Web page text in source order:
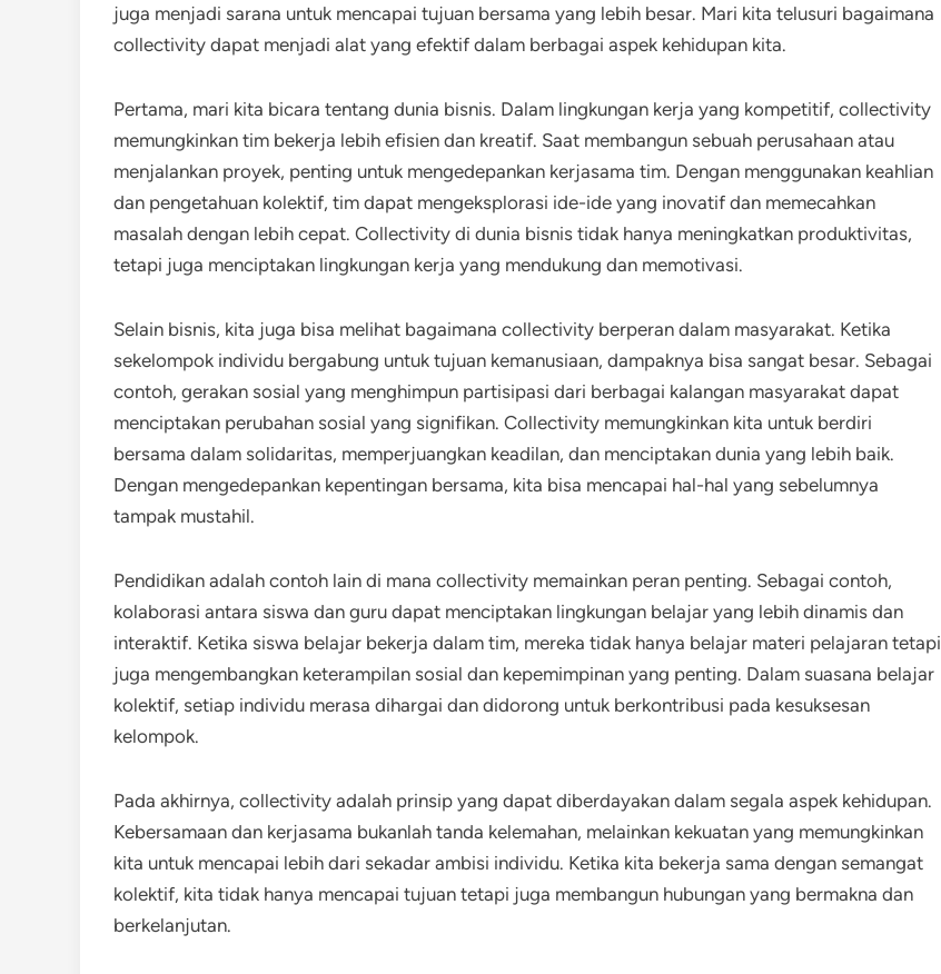
juga menjadi sarana untuk mencapai tujuan bersama yang lebih besar. Mari kita telusuri bagaimana
collectivity dapat menjadi alat yang efektif dalam berbagai aspek kehidupan kita.
Pertama, mari kita bicara tentang dunia bisnis. Dalam lingkungan kerja yang kompetitif, collectivity
memungkinkan tim bekerja lebih efisien dan kreatif. Saat membangun sebuah perusahaan atau
menjalankan proyek, penting untuk mengedepankan kerjasama tim. Dengan menggunakan keahlian
dan pengetahuan kolektif, tim dapat mengeksplorasi ide-ide yang inovatif dan memecahkan
masalah dengan lebih cepat. Collectivity di dunia bisnis tidak hanya meningkatkan produktivitas,
tetapi juga menciptakan lingkungan kerja yang mendukung dan memotivasi.
Selain bisnis, kita juga bisa melihat bagaimana collectivity berperan dalam masyarakat. Ketika
sekelompok individu bergabung untuk tujuan kemanusiaan, dampaknya bisa sangat besar. Sebagai
contoh, gerakan sosial yang menghimpun partisipasi dari berbagai kalangan masyarakat dapat
menciptakan perubahan sosial yang signifikan. Collectivity memungkinkan kita untuk berdiri
bersama dalam solidaritas, memperjuangkan keadilan, dan menciptakan dunia yang lebih baik.
Dengan mengedepankan kepentingan bersama, kita bisa mencapai hal-hal yang sebelumnya
tampak mustahil.
Pendidikan adalah contoh lain di mana collectivity memainkan peran penting. Sebagai contoh,
kolaborasi antara siswa dan guru dapat menciptakan lingkungan belajar yang lebih dinamis dan
interaktif. Ketika siswa belajar bekerja dalam tim, mereka tidak hanya belajar materi pelajaran tetapi
juga mengembangkan keterampilan sosial dan kepemimpinan yang penting. Dalam suasana belajar
kolektif, setiap individu merasa dihargai dan didorong untuk berkontribusi pada kesuksesan
kelompok.
Pada akhirnya, collectivity adalah prinsip yang dapat diberdayakan dalam segala aspek kehidupan.
Kebersamaan dan kerjasama bukanlah tanda kelemahan, melainkan kekuatan yang memungkinkan
kita untuk mencapai lebih dari sekadar ambisi individu. Ketika kita bekerja sama dengan semangat
kolektif, kita tidak hanya mencapai tujuan tetapi juga membangun hubungan yang bermakna dan
berkelanjutan.